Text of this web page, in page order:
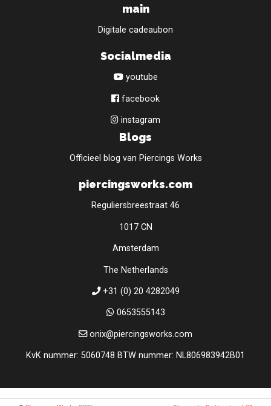
main
Digitale cadeaubon
Socialmedia
youtube
facebook
instagram
Blogs
Officieel blog van Piercings Works
piercingsworks.com
Reguliersbreestraat 46
1017 CN
Amsterdam
The Netherlands
+31 (0) 20 4282049
0653555143
onix@piercingsworks.com
KvK nummer: 5060748 BTW nummer: NL806983942B01